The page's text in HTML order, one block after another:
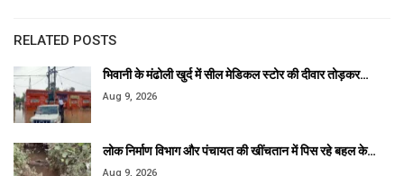
RELATED POSTS
भिवानी के मंढोली खुर्द में सील मेडिकल स्टोर की दीवार तोड़कर…
Aug 9, 2026
लोक निर्माण विभाग और पंचायत की खींचतान में पिस रहे बहल के…
Aug 9, 2026